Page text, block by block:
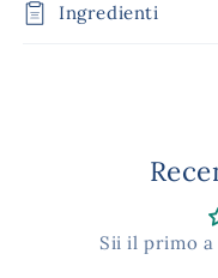
Ingredienti
Sii il primo